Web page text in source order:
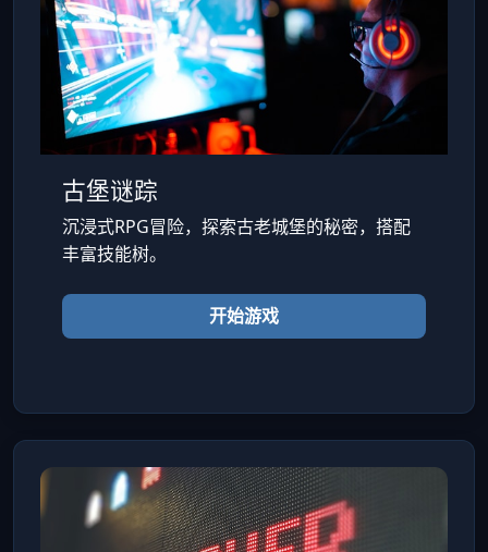
古堡谜踪
沉浸式RPG冒险，探索古老城堡的秘密，搭配
丰富技能树。
开始游戏